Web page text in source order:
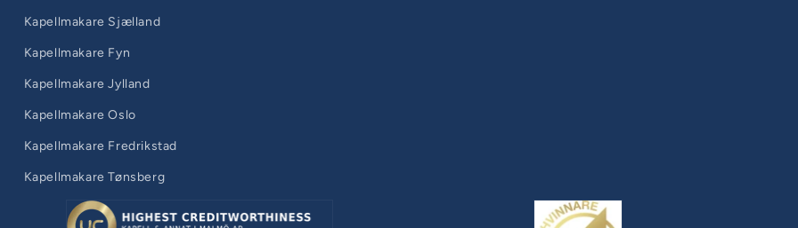
Kapellmakare Sjælland
Kapellmakare Fyn
Kapellmakare Jylland
Kapellmakare Oslo
Kapellmakare Fredrikstad
Kapellmakare Tønsberg